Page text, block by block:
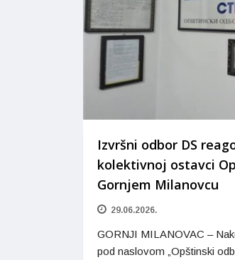
Izvršni odbor DS
kolektivnoj ostavci
Gornjem Milanovcu
29.06.2026.
GORNJI MILANOVAC –
pod naslovom „Opštinski